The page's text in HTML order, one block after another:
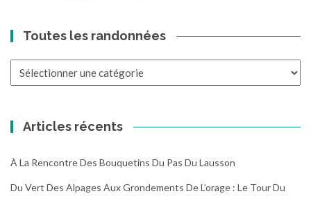
Toutes les randonnées
Articles récents
À La Rencontre Des Bouquetins Du Pas Du Lausson
Du Vert Des Alpages Aux Grondements De L’orage : Le Tour Du